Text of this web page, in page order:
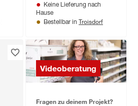
Keine Lieferung nach
Hause
Bestellbar in Troisdorf
Videoberatung
Fragen zu deinem Projekt?